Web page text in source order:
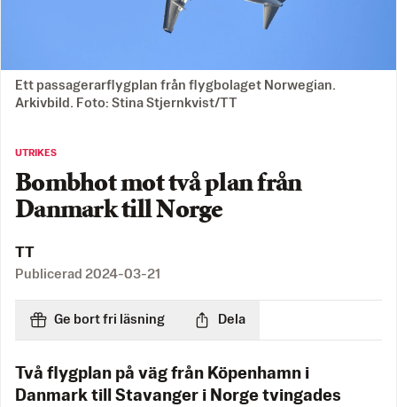
Ett passagerarflygplan från flygbolaget Norwegian.
Arkivbild. Foto: Stina Stjernkvist/TT
UTRIKES
Bombhot mot två plan från
Danmark till Norge
TT
Publicerad 2024-03-21
Ge bort fri läsning Dela
Två flygplan på väg från Köpenhamn i
Danmark till Stavanger i Norge tvingades